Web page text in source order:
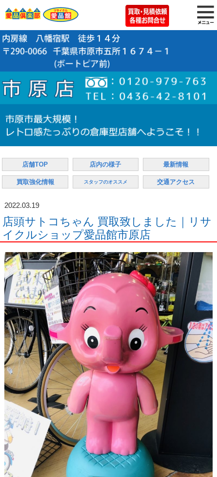
店舗TOP 店内の様子 最新情報
買取強化情報 スタッフのオススメ 交通アクセス
2022.03.19
店頭サトコちゃん 買取致しました｜リサ
イクルショップ愛品館市原店